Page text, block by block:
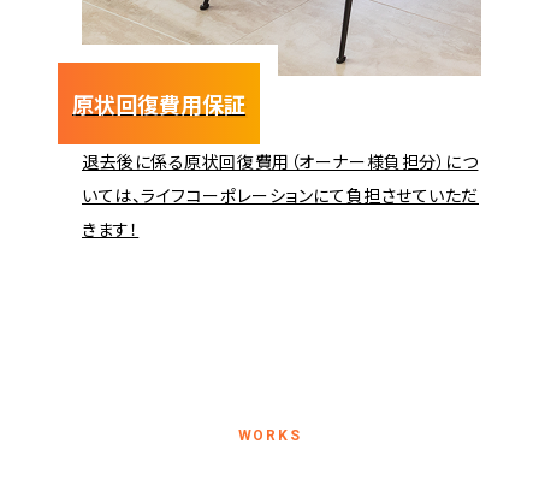
原状回復費用保証
退去後に係る原状回復費用（オーナー様負担分）につ
いては、ライフコーポレーションにて負担させていただ
きます！